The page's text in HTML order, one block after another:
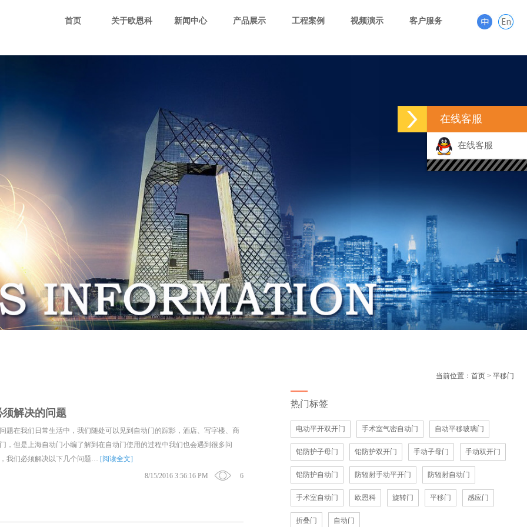
首页 关于欧恩科 新闻中心 产品展示 工程案例 视频演示 客户服务
当前位置： 首页 > 平移门
解决的问题
题在我们日常生活中，我们随处可以见到自动门的踪影，酒店、写字楼、商
，但是上海自动门小编了解到在自动门使用的过程中我们也会遇到很多问
我们必须解决以下几个问题… [阅读全文]
6
8/15/2016 3:56:16 PM
热门标签
电动平开双开门 手术室气密自动门 自动平移玻璃门
铅防护子母门 铅防护双开门 手动子母门 手动双开门
铅防护自动门 防辐射手动平开门 防辐射自动门
手术室自动门 欧恩科 旋转门 平移门 感应门
折叠门 自动门
在线客服
在线客服